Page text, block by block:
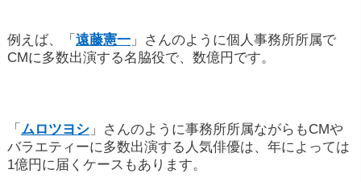
例えば、「遠藤憲一 」さんのように個人事務所所属で
CMに多数出演する名脇役で、数億円です。
「ムロツヨシ 」さんのように事務所所属ながらもCMや
バラエティーに多数出演する人気俳優は、年によっては
1億円に届くケースもあります。